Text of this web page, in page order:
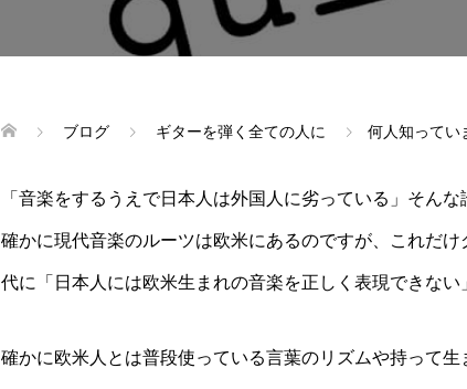
ブログ ギターを弾く全ての人に 何人知ってい
「音楽をするうえで日本人は外国人に劣っている」そん
確かに現代音楽のルーツは欧米にあるのですが、これだ
代に「日本人には欧米生まれの音楽を正しく表現できな
確かに欧米人とは普段使っている言葉のリズムや持って